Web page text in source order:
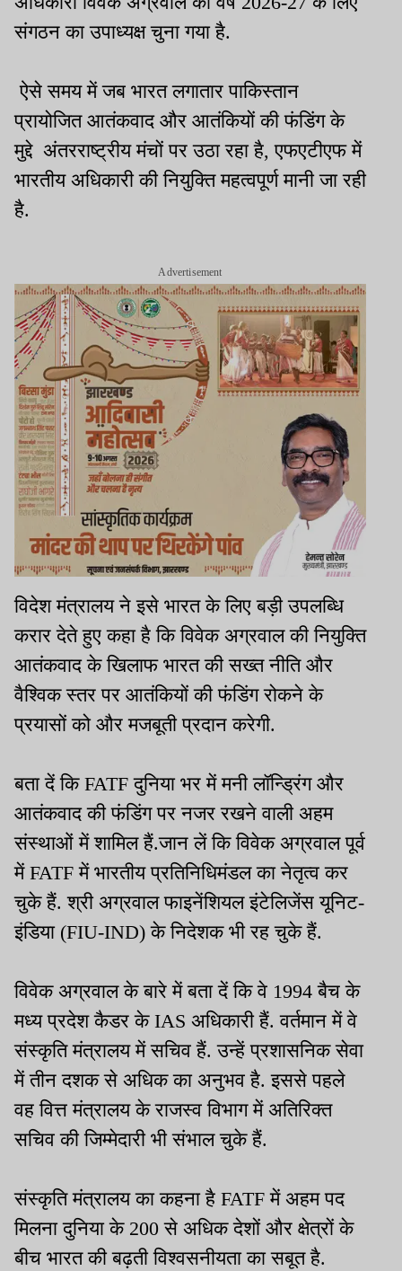
संगठन का उपाध्यक्ष चुना गया है.
ऐसे समय में जब भारत लगातार पाकिस्तान
प्रायोजित आतंकवाद और आतंकियों की फंडिंग के
मुद्दे अंतरराष्ट्रीय मंचों पर उठा रहा है, एफएटीएफ में
भारतीय अधिकारी की नियुक्ति महत्वपूर्ण मानी जा रही
है.
Advertisement
विदेश मंत्रालय ने इसे भारत के लिए बड़ी उपलब्धि
करार देते हुए कहा है कि विवेक अग्रवाल की नियुक्ति
आतंकवाद के खिलाफ भारत की सख्त नीति और
वैश्विक स्तर पर आतंकियों की फंडिंग रोकने के
प्रयासों को और मजबूती प्रदान करेगी.
बता दें कि FATF दुनिया भर में मनी लॉन्ड्रिंग और
आतंकवाद की फंडिंग पर नजर रखने वाली अहम
संस्थाओं में शामिल हैं.जान लें कि विवेक अग्रवाल पूर्व
में FATF में भारतीय प्रतिनिधिमंडल का नेतृत्व कर
चुके हैं. श्री अग्रवाल फाइनेंशियल इंटेलिजेंस यूनिट-
इंडिया (FIU-IND) के निदेशक भी रह चुके हैं.
विवेक अग्रवाल के बारे में बता दें कि वे 1994 बैच के
मध्य प्रदेश कैडर के IAS अधिकारी हैं. वर्तमान में वे
संस्कृति मंत्रालय में सचिव हैं. उन्हें प्रशासनिक सेवा
में तीन दशक से अधिक का अनुभव है. इससे पहले
वह वित्त मंत्रालय के राजस्व विभाग में अतिरिक्त
सचिव की जिम्मेदारी भी संभाल चुके हैं.
संस्कृति मंत्रालय का कहना है FATF में अहम पद
मिलना दुनिया के 200 से अधिक देशों और क्षेत्रों के
बीच भारत की बढ़ती विश्वसनीयता का सबूत है.